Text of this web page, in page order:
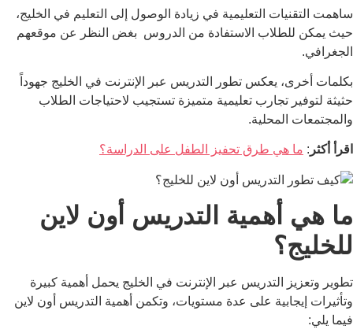
ساهمت التقنيات التعليمية في زيادة الوصول إلى التعليم في الخليج،
حيث يمكن للطلاب الاستفادة من الدروس بغض النظر عن موقعهم
الجغرافي.
بكلمات أخرى، يعكس تطور التدريس عبر الإنترنت في الخليج جهوداً
حثيثة لتوفير تجارب تعليمية متميزة تستجيب لاحتياجات الطلاب
والمجتمعات المحلية.
اقرأ أكثر : ما هي طرق تحفيز الطفل على الدراسة؟
ما هي أهمية التدريس أون لاين
للخليج؟
تطوير وتعزيز التدريس عبر الإنترنت في الخليج يحمل أهمية كبيرة
وتأثيرات إيجابية على عدة مستويات، وتكمن أهمية التدريس أون لاين
فيما يلي: